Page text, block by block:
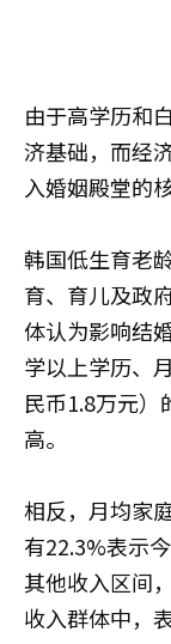
由于高学历和
济基础，而经
入婚姻殿堂的
韩国低生育老
育、育儿及政
体认为影响结
学以上学历、
民币1.8万元）
高。
相反，月均家
有22.3%表示
其他收入区间
收入群体中